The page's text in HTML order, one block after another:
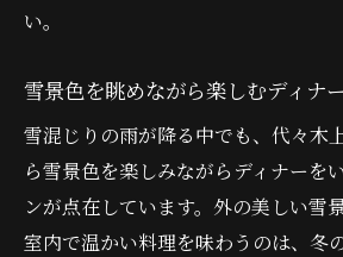
い。
雪景色を眺めながら楽しむディナ
雪混じりの雨が降る中でも、代々木
ら雪景色を楽しみながらディナーを
ンが点在しています。外の美しい雪
室内で温かい料理を味わうのは、冬